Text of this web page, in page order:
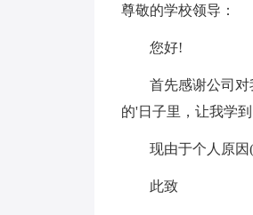
尊敬的学校领导：
您好!
首先感谢公司对我
的'日子里，让我学
现由于个人原因(
此致